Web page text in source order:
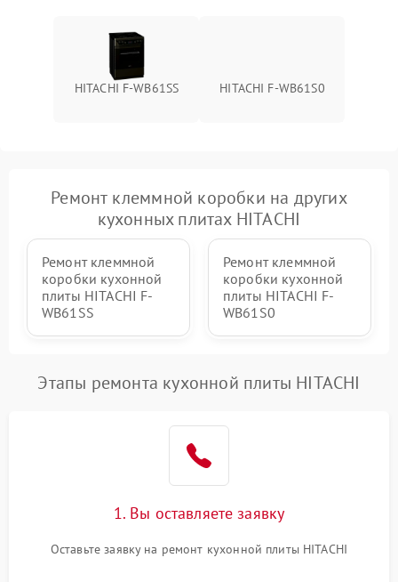
HITACHI F-WB61SS HITACHI F-WB61S0
Ремонт клеммной коробки на других
кухонных плитах HITACHI
Ремонт клеммной
коробки кухонной
плиты HITACHI F-
WB61SS
Ремонт клеммной
коробки кухонной
плиты HITACHI F-
WB61S0
Этапы ремонта кухонной плиты HITACHI
1. Вы оставляете заявку
Оставьте заявку на ремонт кухонной плиты HITACHI